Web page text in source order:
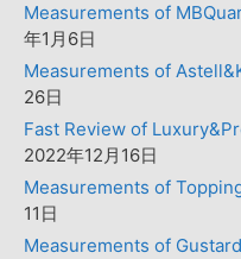
Measurements of
年1月6日
Measurements of
26日
Fast Review of
2022年12月16日
Measurements of
11日
Measurements of